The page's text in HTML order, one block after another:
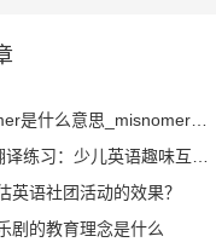
misnomer是什么意思_misnomer怎么读_音标ˌmɪsˈnəʊmə(r)
英语社团活动的效果？
剧的教育理念是什么